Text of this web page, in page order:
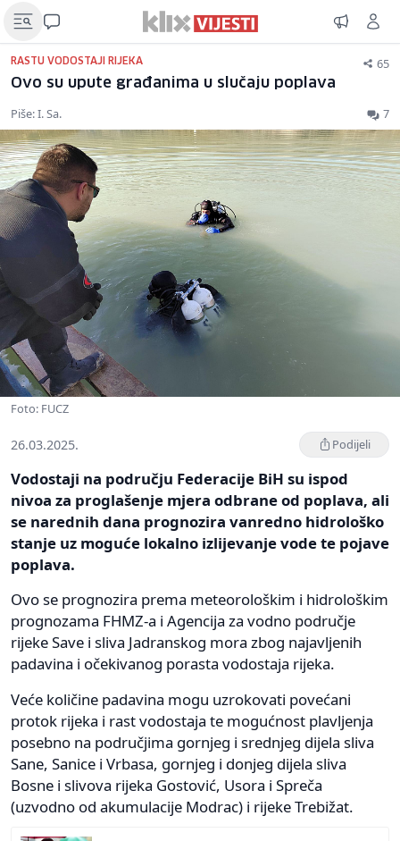
RASTU VODOSTAJI RIJEKA 65
Ovo su upute građanima u slučaju poplava
Piše: I. Sa. 7
Foto: FUCZ
26.03.2025. Podijeli
Vodostaji na području Federacije BiH su ispod
nivoa za proglašenje mjera odbrane od poplava, ali
se narednih dana prognozira vanredno hidrološko
stanje uz moguće lokalno izlijevanje vode te pojave
poplava.
Ovo se prognozira prema meteorološkim i hidrološkim
prognozama FHMZ-a i Agencija za vodno područje
rijeke Save i sliva Jadranskog mora zbog najavljenih
padavina i očekivanog porasta vodostaja rijeka.
Veće količine padavina mogu uzrokovati povećani
protok rijeka i rast vodostaja te mogućnost plavljenja
posebno na područjima gornjeg i srednjeg dijela sliva
Sane, Sanice i Vrbasa, gornjeg i donjeg dijela sliva
Bosne i slivova rijeka Gostović, Usora i Spreča
(uzvodno od akumulacije Modrac) i rijeke Trebižat.